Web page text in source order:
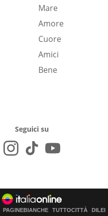
Mare
Amore
Cuore
Amici
Bene
Seguici su
PAGINEBIANCHE TUTTOCITTÀ DILEI